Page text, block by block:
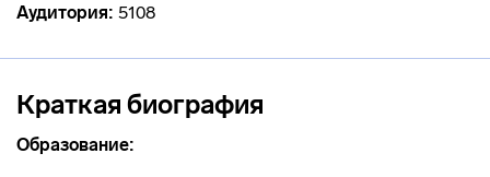
Аудитория: 5108
Краткая биография
Образование: